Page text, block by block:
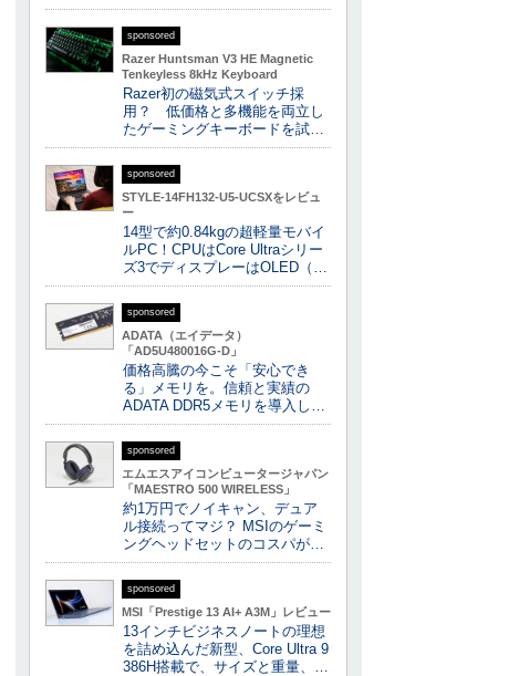
sponsored
Razer Huntsman V3 HE Magnetic
Tenkeyless 8kHz Keyboard
Razer初の磁気式スイッチ採
用？ 低価格と多機能を両立し
たゲーミングキーボードを試…
sponsored
STYLE-14FH132-U5-UCSXをレビュ
ー
14型で約0.84kgの超軽量モバイ
ルPC！CPUはCore Ultraシリー
ズ3でディスプレーはOLED（…
sponsored
ADATA（エイデータ）
「AD5U480016G-D」
価格高騰の今こそ「安心でき
る」メモリを。信頼と実績の
ADATA DDR5メモリを導入し…
sponsored
エムエスアイコンピュータージャパン
「MAESTRO 500 WIRELESS」
約1万円でノイキャン、デュア
ル接続ってマジ？ MSIのゲーミ
ングヘッドセットのコスパが…
sponsored
MSI「Prestige 13 AI+ A3M」レビュー
13インチビジネスノートの理想
を詰め込んだ新型、Core Ultra 9
386H搭載で、サイズと重量、…